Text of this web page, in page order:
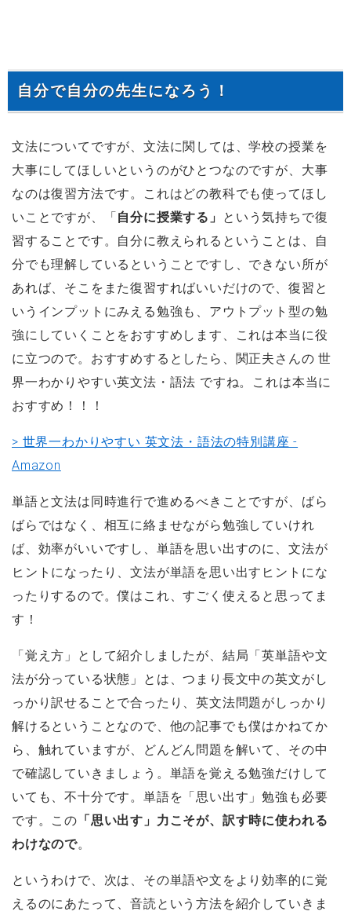
自分で自分の先生になろう！
文法についてですが、文法に関しては、学校の授業を
大事にしてほしいというのがひとつなのですが、大事
なのは復習方法です。これはどの教科でも使ってほし
いことですが、「自分に授業する」
という気持ちで復
習することです。自分に教えられるということは、自
分でも理解しているということですし、できない所が
あれば、そこをまた復習すればいいだけので、復習と
いうインプットにみえる勉強も、アウトプット型の勉
強にしていくことをおすすめします、これは本当に役
に立つので。おすすめするとしたら、関正夫さんの 世
界一わかりやすい英文法・語法 ですね。これは本当に
おすすめ！！！
> 世界一わかりやすい 英文法・語法の特別講座 -
Amazon
単語と文法は同時進行で進めるべきことですが、ばら
ばらではなく、相互に絡ませながら勉強していけれ
ば、効率がいいですし、単語を思い出すのに、文法が
ヒントになったり、文法が単語を思い出すヒントにな
ったりするので。僕はこれ、すごく使えると思ってま
す！
「覚え方」として紹介しましたが、結局「英単語や文
法が分っている状態」とは、つまり長文中の英文がし
っかり訳せることで合ったり、英文法問題がしっかり
解けるということなので、他の記事でも僕はかねてか
ら、触れていますが、どんどん問題を解いて、その中
で確認していきましょう。単語を覚える勉強だけして
いても、不十分です。単語を「思い出す」勉強も必要
です。この 「思い出す」力こそが、訳す時に使われる
わけなので。
というわけで、次は、その単語や文をより効率的に覚
えるのにあたって、音読という方法を紹介していきま